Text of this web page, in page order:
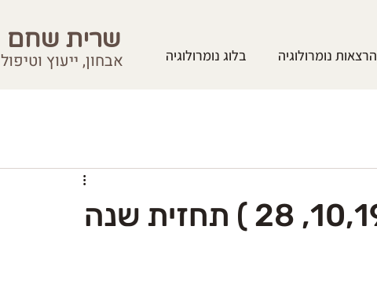
אבחון, ייעוץ וטיפול בלוג נומרולוגיה הרצאות נומרולוגיה
מזל טוב 1 במאי ( גם 10,19, 28 ) תחזית שנה